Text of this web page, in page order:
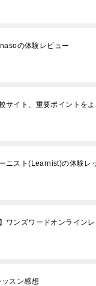
の体験レビュー
サイト、重要ポイントをよ
ニスト(Learnist)の体験レ
ワンズワードオンライン
スン感想